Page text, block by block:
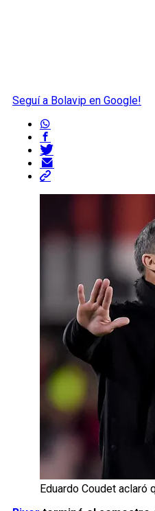
Seguí a Bolavip en Google!
Eduardo Coudet aclaró